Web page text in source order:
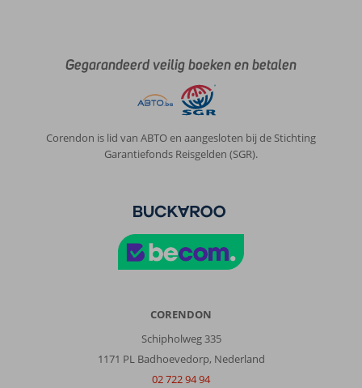
Gegarandeerd veilig boeken en betalen
Corendon is lid van ABTO en aangesloten bij de Stichting
Garantiefonds Reisgelden (SGR).
CORENDON
Schipholweg 335
1171 PL Badhoevedorp, Nederland
02 722 94 94